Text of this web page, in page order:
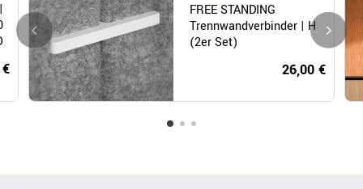
FREE STANDING
Trennwandverbinder | H
(2er Set)
26,00 €